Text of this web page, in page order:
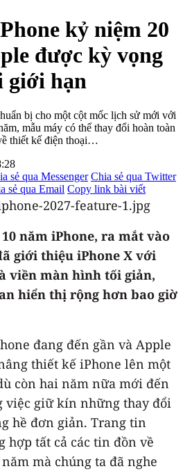
kỷ niệm 20
được kỳ vọng
giới hạn
bị cho một cột mốc lịch sử mới với
mẫu máy có thể thay đổi hoàn toàn
thiết kế điện thoại…
sẻ qua Messenger Chia sẻ qua Twitter
sẻ qua Email Copy link bài viết
năm iPhone, ra mắt vào
giới thiệu ‌iPhone‌ X với
viền màn hình tối giản,
hiển thị rộng hơn bao giờ
đang đến gần và Apple
thiết kế ‌iPhone‌ lên một
còn hai năm nữa mới đến
việc giữ kín những thay đổi
hề đơn giản. Trang tin
hợp tất cả các tin đồn về
mà chúng ta đã nghe